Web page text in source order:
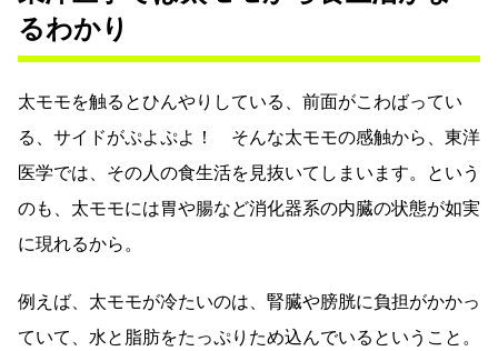
るわかり
太モモを触るとひんやりしている、前面がこわばってい
る、サイドがぷよぷよ！ そんな太モモの感触から、東洋
医学では、その人の食生活を見抜いてしまいます。という
のも、太モモには胃や腸など消化器系の内臓の状態が如実
に現れるから。
例えば、太モモが冷たいのは、腎臓や膀胱に負担がかかっ
ていて、水と脂肪をたっぷりため込んでいるということ。